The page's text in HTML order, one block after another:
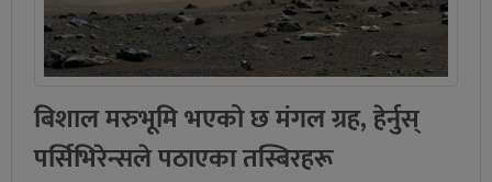
बिशाल मरुभूमि भएको छ मंगल ग्रह, हेर्नुस्
पर्सिभिरेन्सले पठाएका तस्बिरहरू